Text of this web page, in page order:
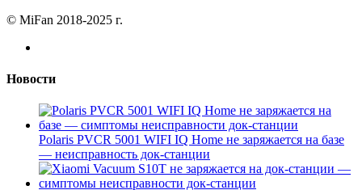
© MiFan 2018-2025 г.
Новости
Polaris PVCR 5001 WIFI IQ Home не заряжается на базе
— неисправность док-станции